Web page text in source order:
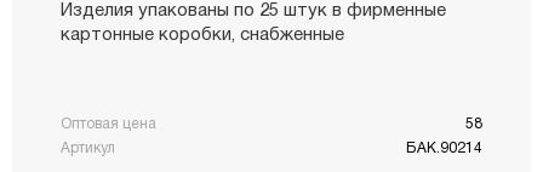
Изделия упакованы по 25 штук в фирменные
картонные коробки, снабженные
Оптовая цена
58
Артикул
БАК.90214